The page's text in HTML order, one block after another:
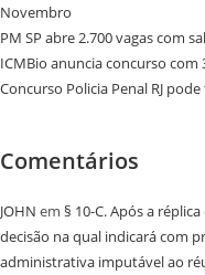
Novembro
PM SP abre 2.700 vagas com
ICMBio anuncia concurso
Concurso Policia Penal RJ
Comentários
JOHN em § 10-C. Após a
decisão na qual indicará com
administrativa imputável ao